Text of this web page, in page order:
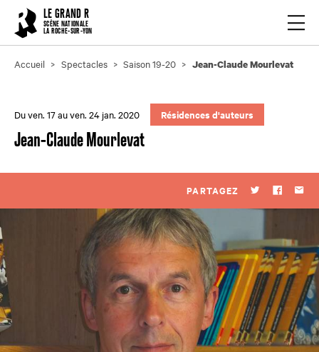
LE GRAND R
SCÈNE NATIONALE
LA ROCHE-SUR-YON
Accueil Spectacles Saison 19-20 Jean-Claude Mourlevat
Du ven. 17 au ven. 24 jan. 2020 Résidences d'auteurs
Jean-Claude Mourlevat
PARTAGEZ Twitter
Cookies management panel